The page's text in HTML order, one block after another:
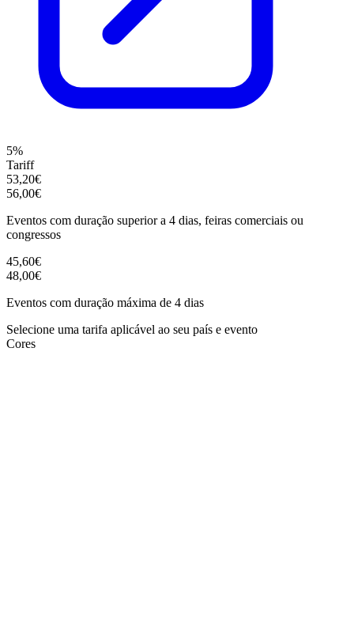
5%
Tariff
53,20€
56,00€
Eventos com duração superior a 4 dias, feiras comerciais ou
congressos
45,60€
48,00€
Eventos com duração máxima de 4 dias
Selecione uma tarifa aplicável ao seu país e evento
Cores